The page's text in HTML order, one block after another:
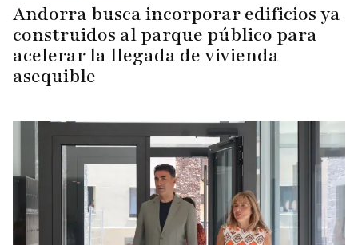
Andorra busca incorporar edificios ya
construidos al parque público para
acelerar la llegada de vivienda
asequible